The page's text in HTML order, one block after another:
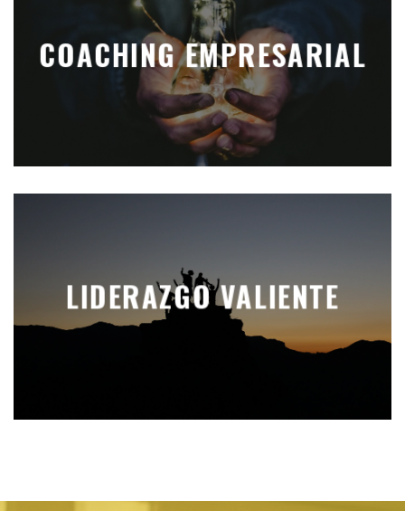
COACHING EMPRESARIAL
LIDERAZGO VALIENTE